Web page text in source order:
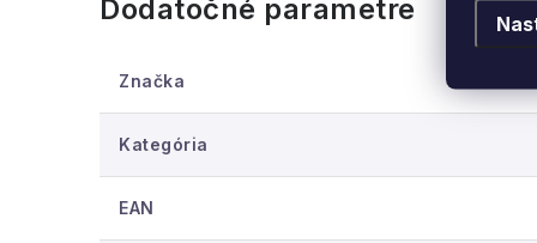
Dodatočné parametre
Značka
Kategória
EAN